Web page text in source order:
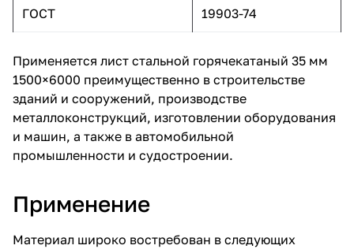
ГОСТ 19903-74
Применяется лист стальной горячекатаный 35 мм
1500×6000 преимущественно в строительстве
зданий и сооружений, производстве
металлоконструкций, изготовлении оборудования
и машин, а также в автомобильной
промышленности и судостроении.
Применение
Материал широко востребован в следующих